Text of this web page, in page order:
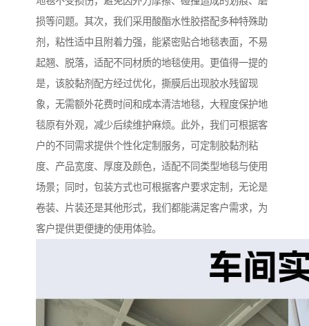
损等问题。其次，我们采用酸酯水性胶搭配多种特殊助
剂，粘性适中且附着力强，能紧密贴合地毯表面，不易
起翘、脱落，适配不同材质的地毯使用。更值得一提的
是，该胶黏剂配方经过优化，撕膜后出现胶水残留现
象，无需额外花费时间和成本清洁地毯，大程度保护地
毯原有外观，减少后续维护麻烦。此外，我们可根据客
户的不同需求提供个性化定制服务，可定制胶黏剂粘
度、产品宽度、厚度及颜色，适配不同类型地毯与使用
场景；同时，包装方式也可根据客户要求定制，无论是
卷装、片装还是其他形式，我们都能满足客户需求，为
客户提供更便捷的使用体验。